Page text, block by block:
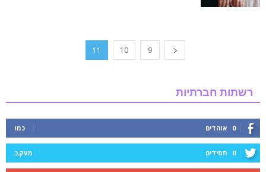
9
10
11
רשתות חברתיות
0 אוהדים כמו
0 חסידים מעקב